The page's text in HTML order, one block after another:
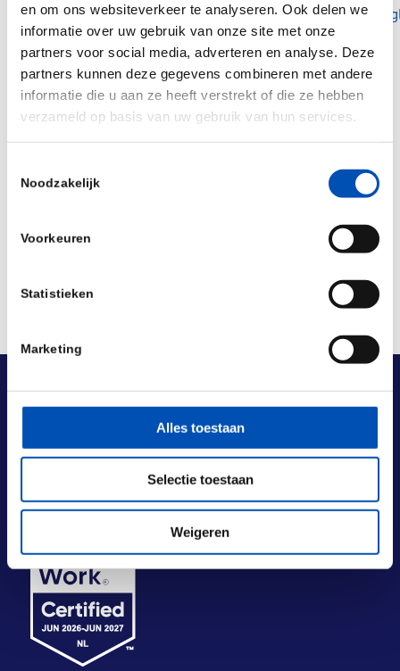
en om ons websiteverkeer te analyseren. Ook delen we
informatie over uw gebruik van onze site met onze
partners voor social media, adverteren en analyse. Deze
partners kunnen deze gegevens combineren met andere
informatie die u aan ze heeft verstrekt of die ze hebben
verzameld op basis van uw gebruik van hun services.
Noodzakelijk
Voorkeuren
Statistieken
Marketing
Alles toestaan
Selectie toestaan
Weigeren
https://www.transitieproefdiervrijeinnovatie.nl/
tpi-does-and-supports/international-
conference
Deel dit stuk